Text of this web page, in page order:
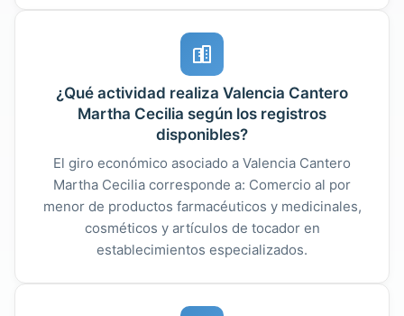
¿Qué actividad realiza Valencia Cantero
Martha Cecilia según los registros
disponibles?
El giro económico asociado a Valencia Cantero
Martha Cecilia corresponde a: Comercio al por
menor de productos farmacéuticos y medicinales,
cosméticos y artículos de tocador en
establecimientos especializados.